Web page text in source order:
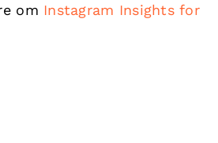
om Instagram Insights for